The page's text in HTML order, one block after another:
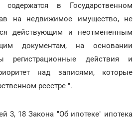
в Государственном
на недвижимое имущество, не
действующим и неотмененным
документам, на основании
регистрационные действия и
над записями, которые
реестре ".
3, 18 Закона "Об ипотеке" ипотека